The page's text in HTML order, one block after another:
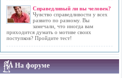
Справедливый ли вы человек?
Чувство справедливости у всех
развито по разному. Вы
замечали, что иногда вам
приходится думать о мотиве своих
поступков? Пройдите тест!
На форуме